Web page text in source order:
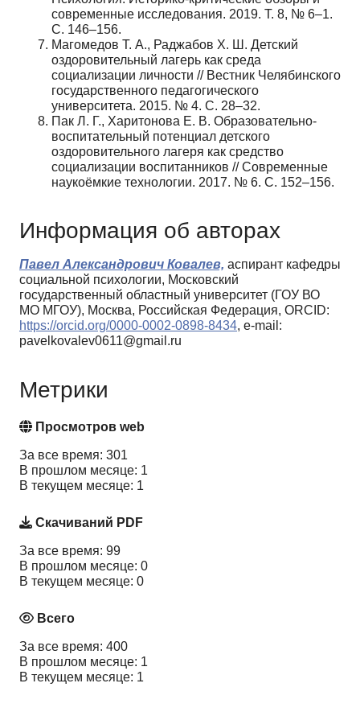
современные исследования. 2019. Т. 8, № 6–1.
С. 146–156.
Магомедов Т. А., Раджабов Х. Ш. Детский
оздоровительный лагерь как среда
социализации личности // Вестник Челябинского
государственного педагогического
университета. 2015. № 4. С. 28–32.
Пак Л. Г., Харитонова Е. В. Образовательно-
воспитательный потенциал детского
оздоровительного лагеря как средство
социализации воспитанников // Современные
наукоёмкие технологии. 2017. № 6. С. 152–156.
Информация об авторах
Павел Александрович Ковалев, аспирант кафедры
социальной психологии, Московский
государственный областный университет (ГОУ ВО
МО МГОУ), Москва, Российская Федерация, ORCID:
https://orcid.org/0000-0002-0898-8434, e-mail:
pavelkovalev0611@gmail.ru
Метрики
Просмотров web
За все время: 301
В прошлом месяце: 1
В текущем месяце: 1
Скачиваний PDF
За все время: 99
В прошлом месяце: 0
В текущем месяце: 0
Всего
За все время: 400
В прошлом месяце: 1
В текущем месяце: 1